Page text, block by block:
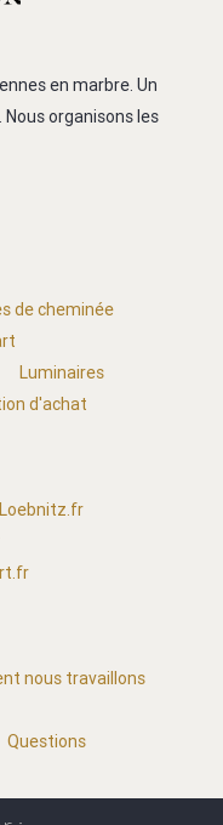
en marbre. Un
organisons les
de cheminée
Luminaires
d'achat
Loebnitz.fr
nous travaillons
Questions